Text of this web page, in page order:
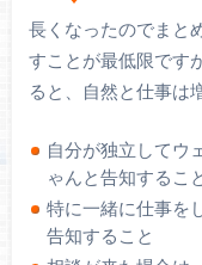
長くなったのでまと
すことが最低限です
ると、自然と仕事は
自分が独立してウ
ゃんと告知するこ
特に一緒に仕事を
告知すること